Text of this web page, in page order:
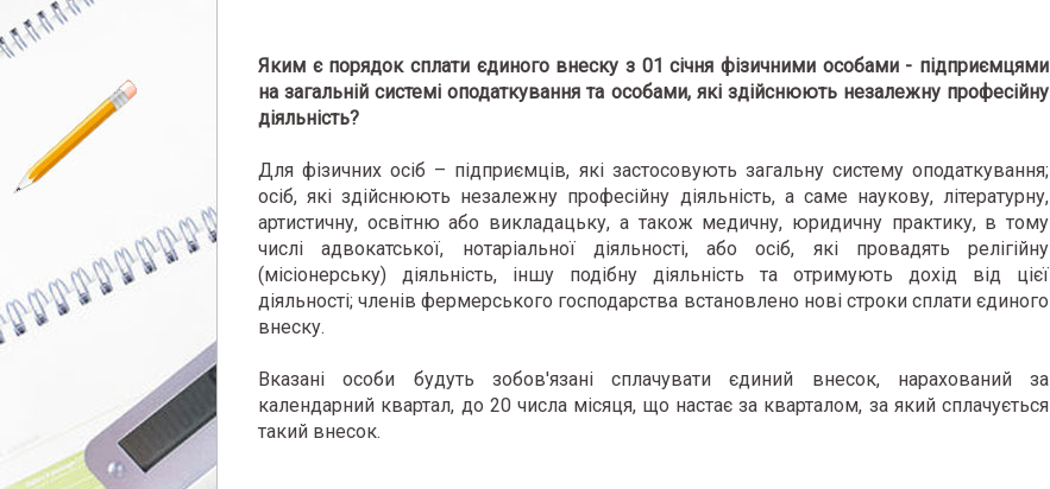
Яким є порядок сплати єдиного внеску з 01 січня фізичними особами - підприємцями
на загальній системі оподаткування та особами, які здійснюють незалежну професійну
діяльність?
Для фізичних осіб – підприємців, які застосовують загальну систему оподаткування;
осіб, які здійснюють незалежну професійну діяльність, а саме наукову, літературну,
артистичну, освітню або викладацьку, а також медичну, юридичну практику, в тому
числі адвокатської, нотаріальної діяльності, або осіб, які провадять релігійну
(місіонерську) діяльність, іншу подібну діяльність та отримують дохід від цієї
діяльності; членів фермерського господарства встановлено нові строки сплати єдиного
внеску.
Вказані особи будуть зобов'язані сплачувати єдиний внесок, нарахований за
календарний квартал, до 20 числа місяця, що настає за кварталом, за який сплачується
такий внесок.